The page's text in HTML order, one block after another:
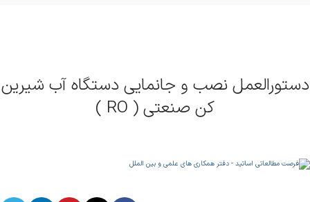
دستورالعمل نصب و جانمایی دستگاه آب شیرین
کن صنعتی ( RO )